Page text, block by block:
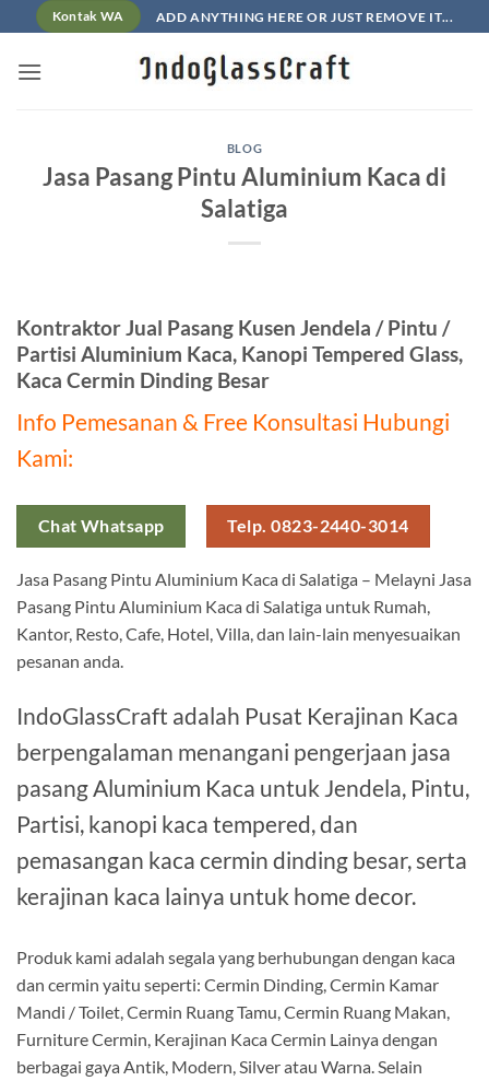
to
content
Kontak WA ADD ANYTHING HERE OR JUST REMOVE IT...
BLOG
Jasa Pasang Pintu Aluminium Kaca di
Salatiga
Kontraktor Jual Pasang Kusen Jendela / Pintu /
Partisi Aluminium Kaca, Kanopi Tempered Glass,
Kaca Cermin Dinding Besar
Info Pemesanan & Free Konsultasi Hubungi
Kami:
Chat Whatsapp Telp. 0823-2440-3014
Jasa Pasang Pintu Aluminium Kaca di Salatiga – Melayni Jasa
Pasang Pintu Aluminium Kaca di Salatiga untuk Rumah,
Kantor, Resto, Cafe, Hotel, Villa, dan lain-lain menyesuaikan
pesanan anda.
IndoGlassCraft adalah Pusat Kerajinan Kaca
berpengalaman menangani pengerjaan jasa
pasang Aluminium Kaca untuk Jendela, Pintu,
Partisi, kanopi kaca tempered, dan
pemasangan kaca cermin dinding besar, serta
kerajinan kaca lainya untuk home decor.
Produk kami adalah segala yang berhubungan dengan kaca
dan cermin yaitu seperti: Cermin Dinding, Cermin Kamar
Mandi / Toilet, Cermin Ruang Tamu, Cermin Ruang Makan,
Furniture Cermin, Kerajinan Kaca Cermin Lainya dengan
berbagai gaya Antik, Modern, Silver atau Warna. Selain